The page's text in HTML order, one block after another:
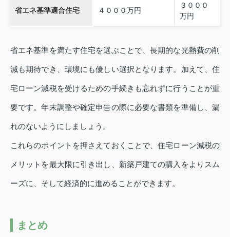
省エネ基準適合住宅 ４０００万円
３０００
万円
省エネ基準を満たす住宅を選ぶことで、長期的な光熱費の削
減も期待でき、環境にも優しい選択となります。加えて、住
宅ローン減税を受けるための手続きも忘れずに行うことが重
要です。年末調整や確定申告の際に必要な書類を準備し、漏
れのないようにしましょう。
これらのポイントを押さえておくことで、住宅ローン減税の
メリットを最大限に引き出し、新築戸建ての購入をよりスム
ーズに、そして経済的に進めることができます。
まとめ